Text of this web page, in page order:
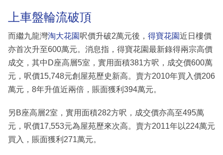
上車盤輪流破頂
而繼九龍灣淘大花園 呎價升破2萬元後， 得寶花園近日樓價
亦首次升至600萬元。消息指，得寶花園最新錄得兩宗高價
成交，其中D座高層5室，實用面積381方呎，成交價600萬
元，呎價15,748元創屋苑歷史新高。賣方2010年買入價206
萬元，8年升值近兩倍，賬面獲利394萬元。
另B座高層2室，實用面積282方呎，成交價亦高至495萬
元，呎價17,553元為屋苑歷來次高。賣方2011年以224萬元
買入，賬面獲利271萬元。